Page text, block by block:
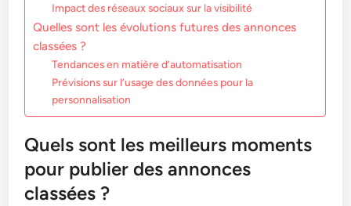
Impact des réseaux sociaux sur la visibilité
Quelles sont les évolutions futures des annonces
classées ?
Tendances en matière d’automatisation
Prévisions sur l’usage des données pour la
personnalisation
Quels sont les meilleurs moments
pour publier des annonces
classées ?